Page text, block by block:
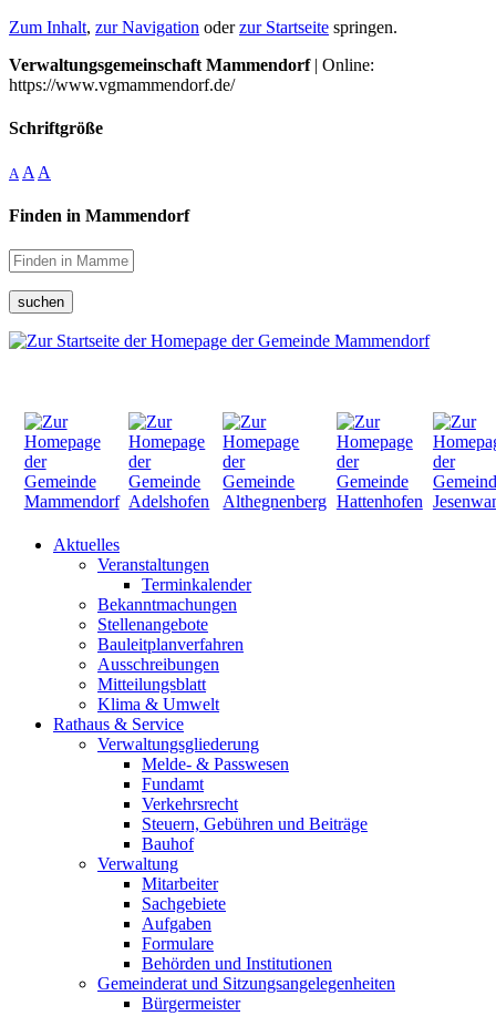
Zum Inhalt, zur Navigation oderzur Startseite springen.
Verwaltungsgemeinschaft Mammendorf| Online:
https://www.vgmammendorf.de/
Schriftgröße
A A A
Finden in Mammendorf
suchen
Aktuelles
Veranstaltungen
Terminkalender
Bekanntmachungen
Stellenangebote
Bauleitplanverfahren
Ausschreibungen
Mitteilungsblatt
Klima & Umwelt
Rathaus & Service
Verwaltungsgliederung
Melde- & Passwesen
Fundamt
Verkehrsrecht
Steuern, Gebühren und Beiträge
Bauhof
Verwaltung
Mitarbeiter
Sachgebiete
Aufgaben
Formulare
Behörden und Institutionen
Gemeinderat und Sitzungsangelegenheiten
Bürgermeister